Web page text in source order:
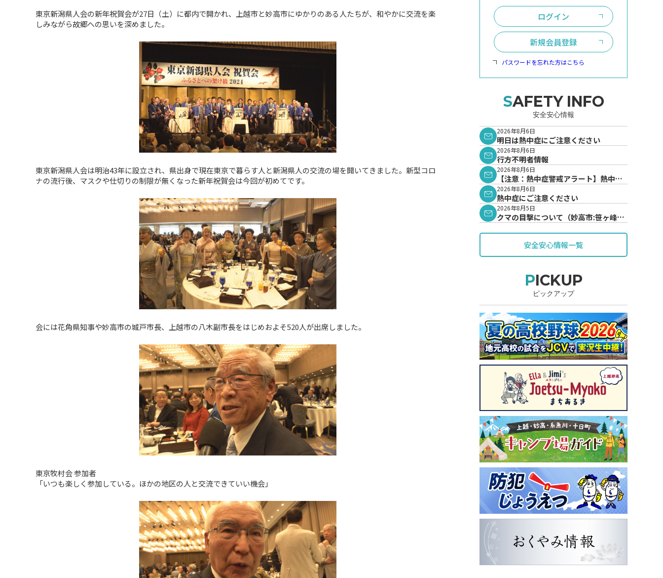
東京新潟県人会の新年祝賀会が27日（土）に都内で開かれ、上越市と妙高市にゆかりのある人たちが、和やかに交流を楽
しみながら故郷への思いを深めました。
東京新潟県人会は明治43年に設立され、県出身で現在東京で暮らす人と新潟県人の交流の場を開いてきました。新型コロ
ナの流行後、マスクや仕切りの制限が無くなった新年祝賀会は今回が初めてです。
会には花角県知事や妙高市の城戸市長、上越市の八木副市長をはじめおよそ520人が出席しました。
東京牧村会 参加者
「いつも楽しく参加している。ほかの地区の人と交流できていい機会」
ログイン
新規会員登録
パスワードを忘れた方はこちら
SAFETY INFO
安全安心情報
2026年8月6日
明日は熱中症にご注意ください
2026年8月6日
行方不明者情報
2026年8月6日
【注意：熱中症警戒アラート】熱中症
警戒アラートが発表されています。
2026年8月6日
熱中症にご注意ください
2026年8月5日
クマの目撃について（妙高市:笹ヶ峰地
安全安心情報一覧
PICKUP
ピックアップ